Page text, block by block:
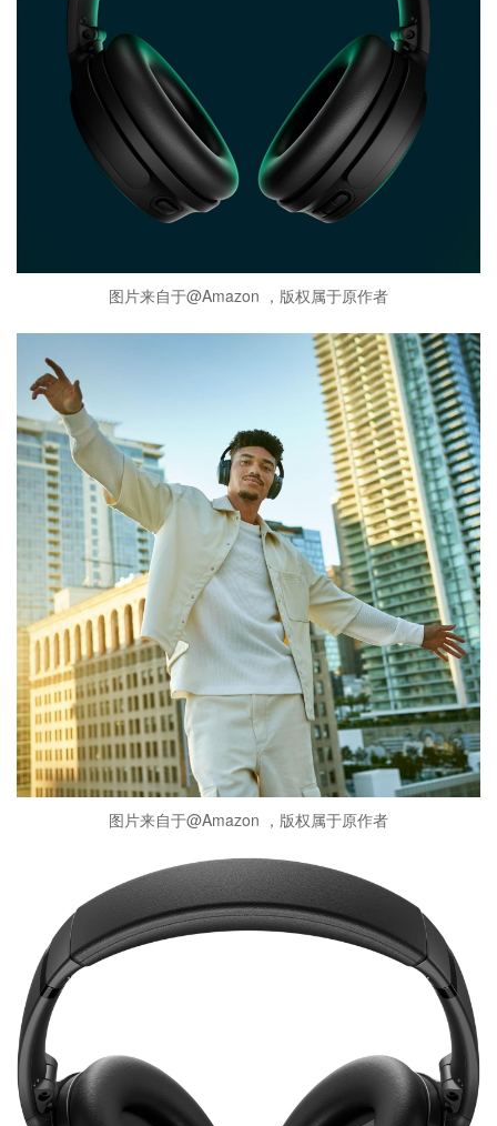
图片来自于@Amazon ，版权属于原作者
图片来自于@Amazon ，版权属于原作者